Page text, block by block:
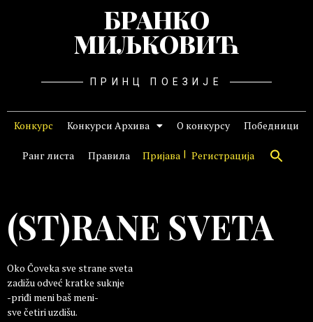
БРАНКО
МИЉКОВИЋ
ПРИНЦ ПОЕЗИЈЕ
Конкурс Конкурси Архива О конкурсу Победници
Ранг листа Правила Пријава Регистрација
(ST)RANE SVETA
Oko Čoveka sve strane sveta
zadižu odveć kratke suknje
-priđi meni baš meni-
sve četiri uzdišu.